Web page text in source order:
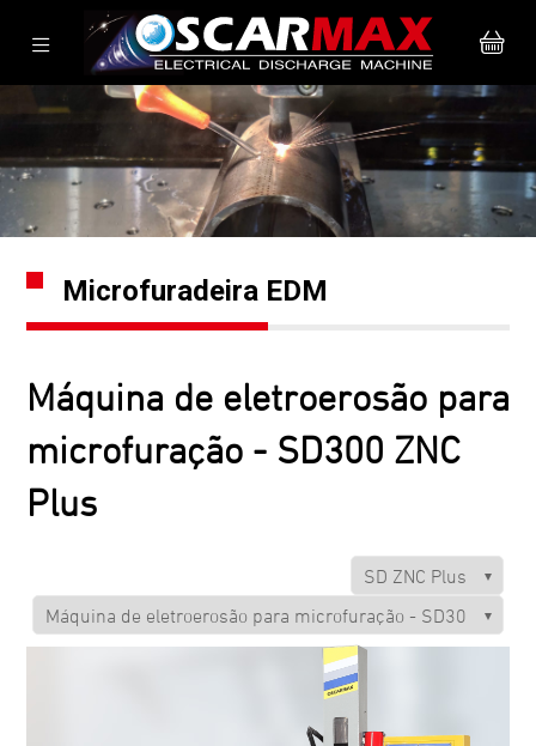
Microfuradeira EDM
Máquina de eletroerosão para
microfuração - SD300 ZNC
Plus